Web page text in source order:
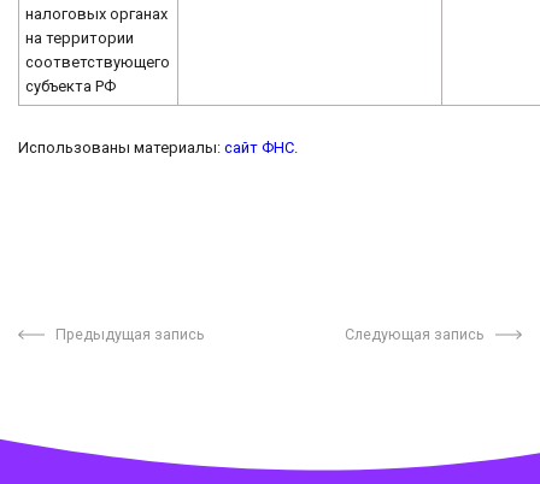
налоговых органах
на территории
соответствующего
субъекта РФ
Использованы материалы: сайт ФНС
Предыдущая запись Следующая запись